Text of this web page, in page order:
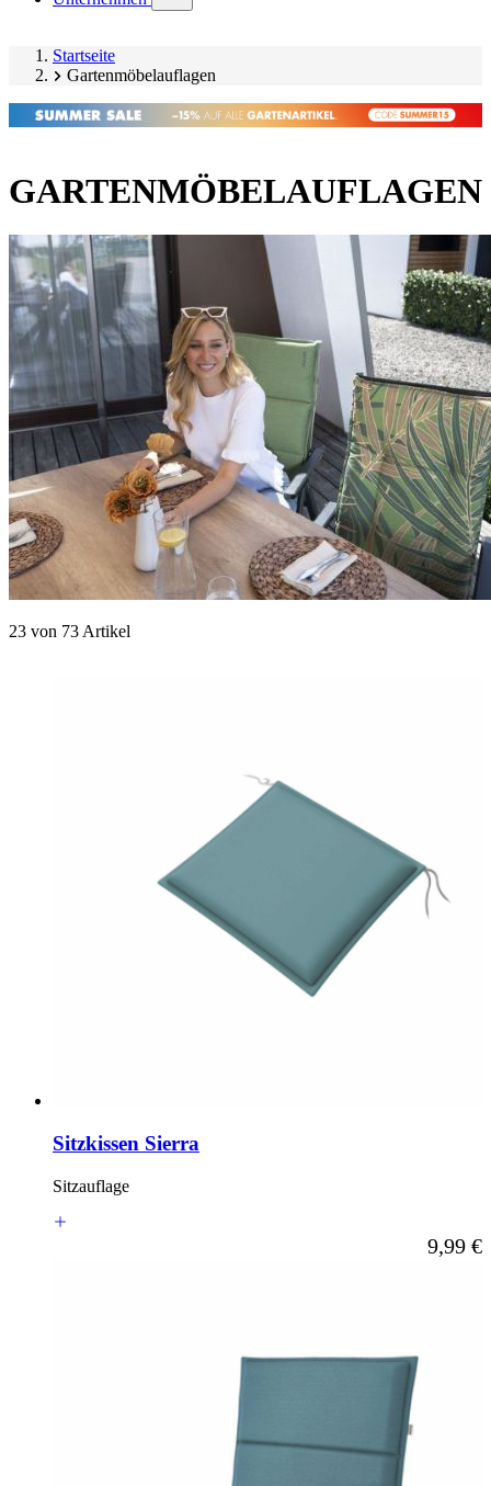
submenu)
Startseite
Gartenmöbelauflagen
GARTENMÖBELAUFLAGEN
23 von 73Artikel
Sitzkissen Sierra
Sitzauflage
Ab
9,99 €